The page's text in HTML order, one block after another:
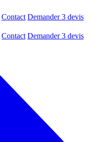
Contact Demander 3 devis
Contact Demander 3 devis